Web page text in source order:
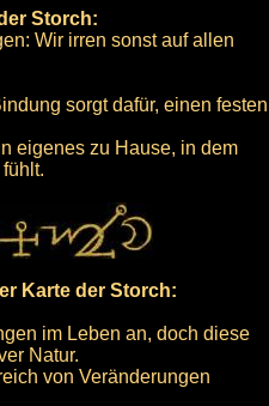
Storch:
Wir irren sonst auf allen
sorgt dafür, einen festen
eigenes zu Hause, in dem
Karte der Storch:
im Leben an, doch diese
Natur.
von Veränderungen